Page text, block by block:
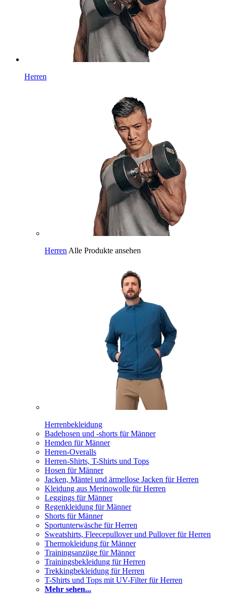
Herren
Herren Alle Produkte ansehen
Herrenbekleidung
Badehosen und -shorts für Männer
Hemden für Männer
Herren-Overalls
Herren-Shirts, T-Shirts und Tops
Hosen für Männer
Jacken, Mäntel und ärmellose Jacken für Herren
Kleidung aus Merinowolle für Herren
Leggings für Männer
Regenkleidung für Männer
Shorts für Männer
Sportunterwäsche für Herren
Sweatshirts, Fleecepullover und Pullover für Herren
Thermokleidung für Männer
Trainingsanzüge für Männer
Trainingsbekleidung für Herren
Trekkingbekleidung für Herren
T-Shirts und Tops mit UV-Filter für Herren
Mehr sehen...